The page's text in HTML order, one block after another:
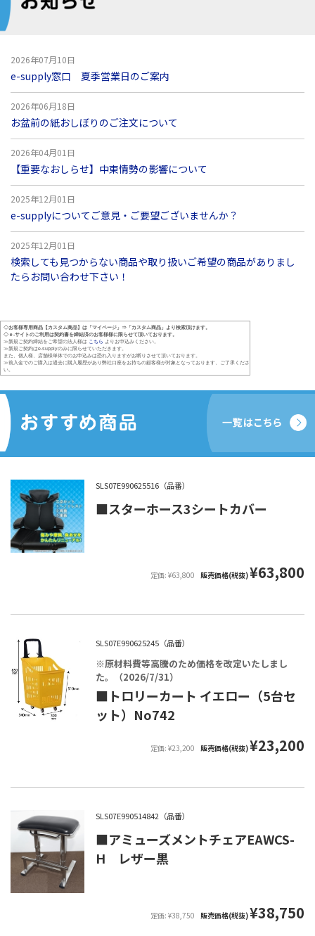
2026年07月10日
e-supply窓口 夏季営業日のご案内
2026年06月18日
お盆前の紙おしぼりのご注文について
2026年04月01日
【重要なおしらせ】中東情勢の影響について
2025年12月01日
e-supplyについてご意見・ご要望ございませんか？
2025年12月01日
検索しても見つからない商品や取り扱いご希望の商品がありまし
たらお問い合わせ下さい！
◇お客様専用商品【カスタム商品】は「マイページ」⇒「カスタム商品」より検索頂けます。
◇ｅ-サイトのご利用は契約書を締結済のお客様様に限らせて頂いております。
≫新規ご契約締結をご希望の法人様は こちら
よりお申込みください。
≫新規ご契約はe-supplyのみに限らせていただきます。
また、個人様、店舗様単体でのお申込みは恐れ入りますがお断りさせて頂いております。
≫前入金でのご購入は過去に購入履歴があり弊社口座をお持ちの顧客様が対象となっております、ご了承くださ
い。
SLS07E990625516（品番）
■スターホース3シートカバー
定価: ¥63,800 販売価格(税抜)¥63,800
SLS07E990625245（品番）
※原材料費等高騰のため価格を改定いたしまし
た。（2026/7/31）
■トロリーカート イエロー（5台セ
ット）No742
定価: ¥23,200 販売価格(税抜)¥23,200
SLS07E990514842（品番）
■アミューズメントチェアEAWCS-
H レザー黒
定価: ¥38,750 販売価格(税抜)¥38,750